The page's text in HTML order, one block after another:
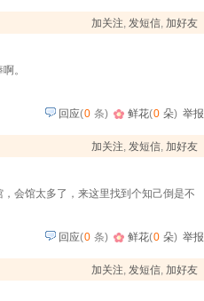
加关注, 发短信, 加好友
。
回应(0 条) 鲜花(0 朵) 举报
加关注, 发短信, 加好友
会馆太多了，来这里找到个知己倒是不
回应(0 条) 鲜花(0 朵) 举报
加关注, 发短信, 加好友